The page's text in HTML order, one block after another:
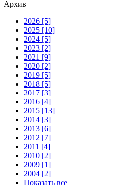
Архив
2026 [5]
2025 [10]
2024 [5]
2023 [2]
2021 [9]
2020 [2]
2019 [5]
2018 [5]
2017 [3]
2016 [4]
2015 [13]
2014 [3]
2013 [6]
2012 [7]
2011 [4]
2010 [2]
2009 [1]
2004 [2]
Показать все